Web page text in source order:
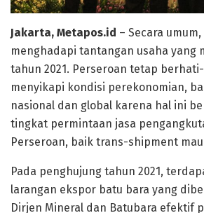
Jakarta, Metapos.id – Secara
menghadapi tantangan usaha yang
tahun 2021. Perseroan tetap
menyikapi kondisi perekonomian,
nasional dan global karena hal ini
tingkat permintaan jasa
Perseroan, baik trans-shipment
Pada penghujung tahun 2021,
larangan ekspor batu bara yang
Dirjen Mineral dan Batubara efektif